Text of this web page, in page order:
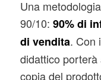
Una
90/10: 90% di
di vendita. Con
didattico
copia del